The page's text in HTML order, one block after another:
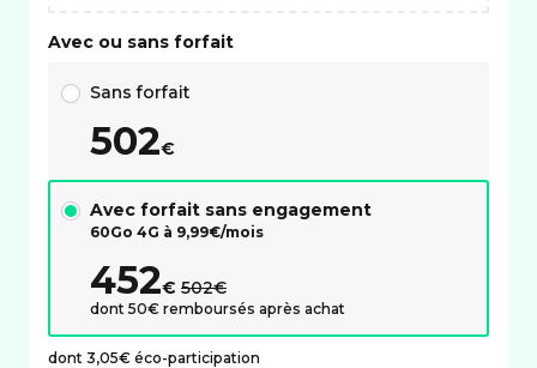
Avec ou sans forfait
Sans forfait
502€
Avec forfait sans engagement
60Go 4G à 9,99€/mois
452€ 502€
dont 50€ remboursés après achat
dont 3,05€ éco-participation